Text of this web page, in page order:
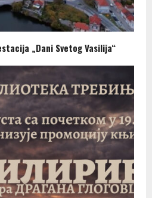
„Dani Svetog Vasilija“